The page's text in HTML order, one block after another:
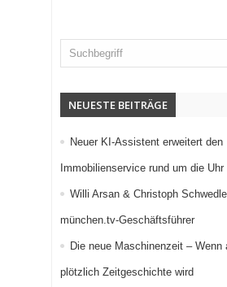
NEUESTE BEITRÄGE
Neuer KI-Assistent erweitert den
Immobilienservice rund um die Uhr
Willi Arsan & Christoph
münchen.tv-Geschäftsführer
Die neue Maschinenzeit – Wenn
plötzlich Zeitgeschichte wird